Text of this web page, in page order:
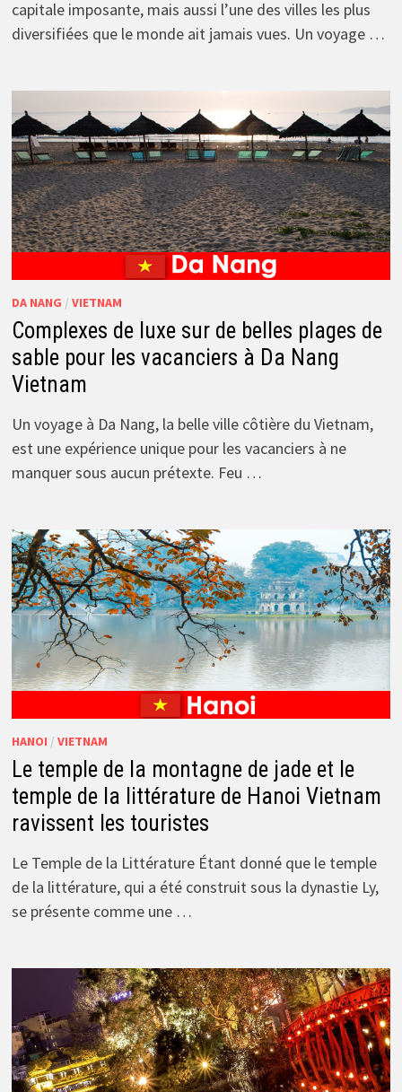
capitale imposante, mais aussi l’une des villes les plus
diversifiées que le monde ait jamais vues. Un voyage …
DA NANG / VIETNAM
Complexes de luxe sur de belles plages de
sable pour les vacanciers à Da Nang
Vietnam
Un voyage à Da Nang, la belle ville côtière du Vietnam,
est une expérience unique pour les vacanciers à ne
manquer sous aucun prétexte. Feu …
HANOI / VIETNAM
Le temple de la montagne de jade et le
temple de la littérature de Hanoi Vietnam
ravissent les touristes
Le Temple de la Littérature Étant donné que le temple
de la littérature, qui a été construit sous la dynastie Ly,
se présente comme une …